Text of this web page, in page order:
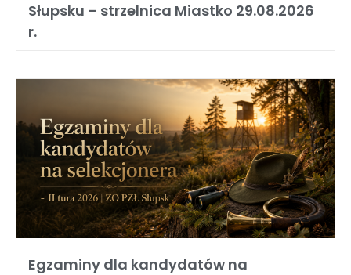
Słupsku – strzelnica Miastko 29.08.2026
r.
Egzaminy dla kandydatów na